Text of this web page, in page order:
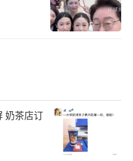
奶茶店订